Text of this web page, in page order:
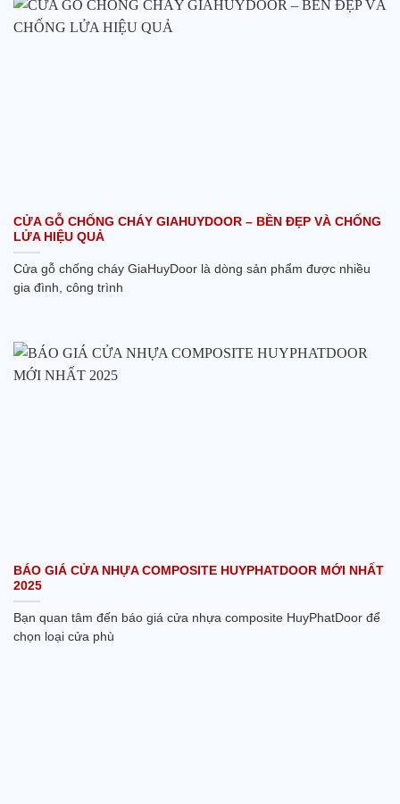
CỬA GỖ CHỐNG CHÁY GIAHUYDOOR – BỀN ĐẸP VÀ CHỐNG
LỬA HIỆU QUẢ
Cửa gỗ chống cháy GiaHuyDoor là dòng sản phẩm được nhiều
gia đình, công trình
BÁO GIÁ CỬA NHỰA COMPOSITE HUYPHATDOOR MỚI NHẤT
2025
Bạn quan tâm đến báo giá cửa nhựa composite HuyPhatDoor để
chọn loại cửa phù